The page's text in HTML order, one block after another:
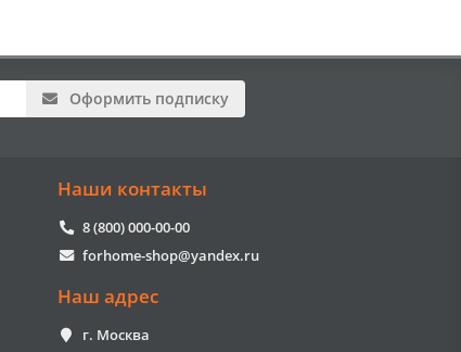
Оформить подписку
Наши контакты
8 (800) 000-00-00
forhome-shop@yandex.ru
Наш адрес
г. Москва